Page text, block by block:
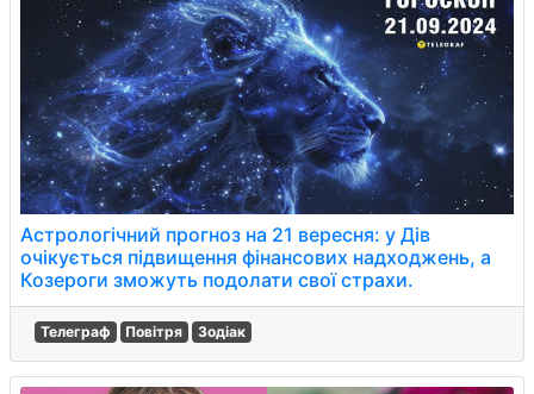
Астрологічний прогноз на 21 вересня: у Дів
очікується підвищення фінансових надходжень, а
Козероги зможуть подолати свої страхи.
Телеграф Повітря Зодіак